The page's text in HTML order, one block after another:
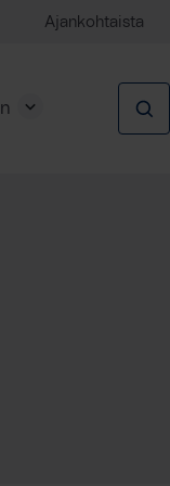
Ajankohtaista